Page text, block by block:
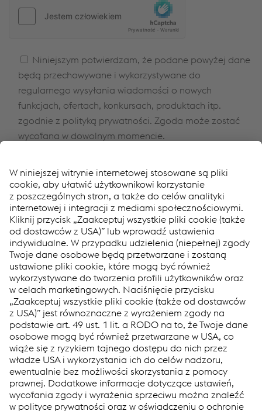
lasse
dieses
Niniejszym potwierdzam, że podane powyżej dane
będą przechowywane i wykorzystywane do
regularnego wysyłania wiadomości o nowych
funkcjach, ofertach, konkursach, produktach itp.
zgodnie z polityką prywatności. Zgoda może zostać
wycofana w dowolnym momencie.
Our UniAC[2] Axle Counting Systems adresses the needs of
modern and digital railways and simplifies the life of both
operators and final users. New approaches have been
combinded to create maximum safety, security and customer
benefits at each stage of the product lifecycle.
Links
Applications
Products
Services
voestalpine Group
voestalpine Railway Systems
Products